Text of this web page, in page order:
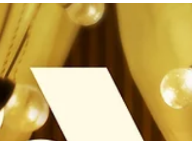
Evangelho, deixando bem clara a sua
visão intencional de chegar mais longe,
mais além do que o já alcançado. A
insatisfação é motor que, sob guia do
Espírito de Deus, nos leva a recomeçar já
em fevereiro o Curso Alpha 6 e o Curso
Alpha Jovens 4. Já o dissemos: o Curso
Alpha não